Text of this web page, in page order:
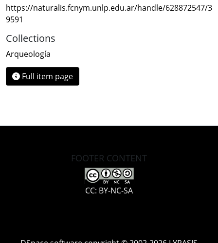
https://naturalis.fcnym.unlp.edu.ar/handle/628872547/3
9591
Collections
Arqueología
Full item page
FOOTER CONTENT
CC: BY-NC-SA